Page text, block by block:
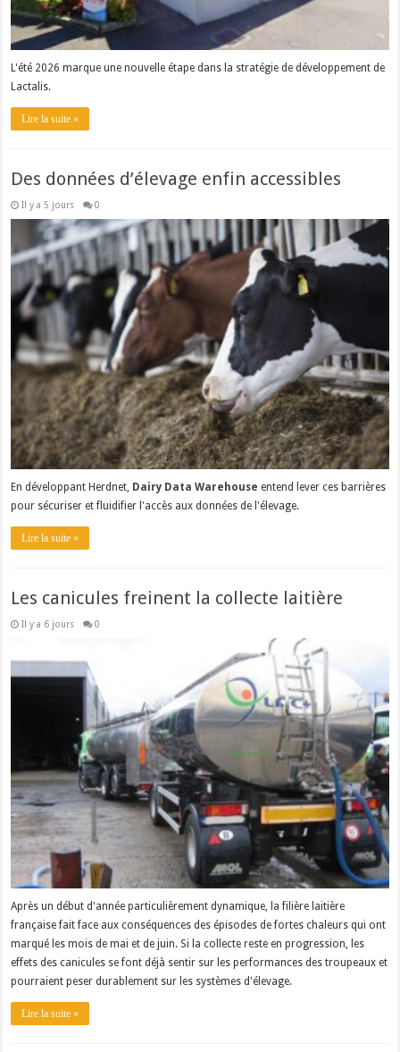
L'été 2026 marque une nouvelle étape dans la stratégie de développement de
Lactalis.
Lire la suite »
Des données d’élevage enfin accessibles
Il y a 5 jours 0
En développant Herdnet, Dairy Data Warehouse entend lever ces barrières
pour sécuriser et fluidifier l'accès aux données de l'élevage.
Lire la suite »
Les canicules freinent la collecte laitière
Il y a 6 jours 0
Après un début d'année particulièrement dynamique, la filière laitière
française fait face aux conséquences des épisodes de fortes chaleurs qui ont
marqué les mois de mai et de juin. Si la collecte reste en progression, les
effets des canicules se font déjà sentir sur les performances des troupeaux et
pourraient peser durablement sur les systèmes d'élevage.
Lire la suite »